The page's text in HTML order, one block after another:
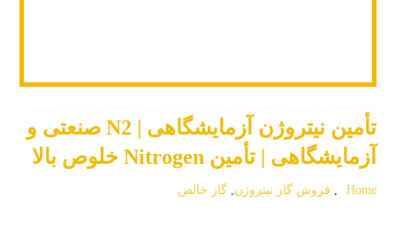
تأمین نیتروژن آزمایشگاهی | N2 صنعتی و
آزمایشگاهی | تأمین Nitrogen خلوص بالا
Home فروش گاز نیتروژن ,گاز خالص